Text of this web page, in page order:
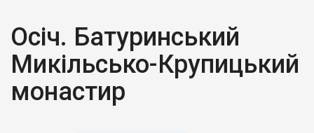
Осіч. Батуринський
Микільсько-Крупицький
монастир